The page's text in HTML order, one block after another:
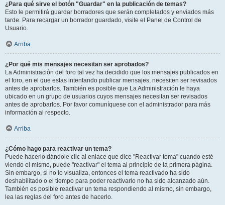
¿Para qué sirve el botón "Guardar" en la publicación de temas?
Esto le permitirá guardar borradores que serán completados y enviados más
tarde. Para recargar un borrador guardado, visite el Panel de Control de
Usuario.
Arriba
¿Por qué mis mensajes necesitan ser aprobados?
La Administración del foro tal vez ha decidido que los mensajes publicados en
el foro, en el que estas intentando publicar mensajes, necesiten ser revisados
antes de aprobarlos. También es posible que La Administración le haya
ubicado en un grupo de usuarios cuyos mensajes necesitan ser revisados
antes de aprobarlos. Por favor comuníquese con el administrador para más
información al respecto.
Arriba
¿Cómo hago para reactivar un tema?
Puede hacerlo dándole clic al enlace que dice "Reactivar tema" cuando esté
viendo el mismo, puede "reactivar" el tema al principio de la primera página.
Sin embargo, si no lo visualiza, entonces el tema reactivado ha sido
deshabilitado o el tiempo para poder reactivarlo no ha sido alcanzado aún.
También es posible reactivar un tema respondiendo al mismo, sin embargo,
lea las reglas del foro antes de hacerlo.